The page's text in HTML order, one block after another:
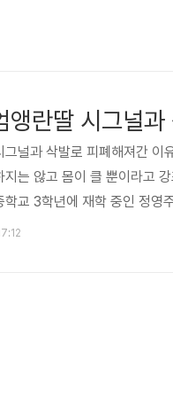
앵란딸 시그널
그널과 삭발로 피폐해져간
는 않고 몸이 클 뿐이라고
학교 3학년에 재학 중인 정영
지만 실제론 엄앵란과 전혀
피를 살펴보면 대형 창작뮤지